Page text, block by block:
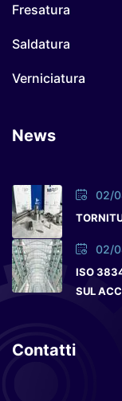
Fresatura
Saldatura
Verniciatura
News
02/
02/
ISO
SUL
Contatti